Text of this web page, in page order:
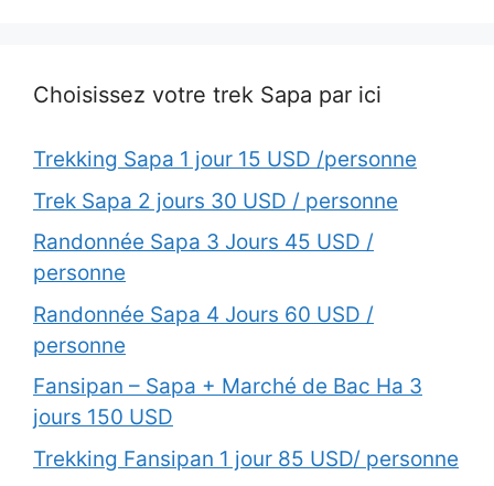
Choisissez votre trek Sapa par ici
Trekking Sapa 1 jour 15 USD /personne
Trek Sapa 2 jours 30 USD / personne
Randonnée Sapa 3 Jours 45 USD /
personne
Randonnée Sapa 4 Jours 60 USD /
personne
Fansipan – Sapa + Marché de Bac Ha 3
jours 150 USD
Trekking Fansipan 1 jour 85 USD/ personne